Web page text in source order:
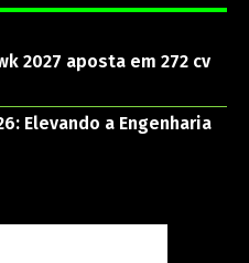
2027 aposta em 272 cv
Elevando a Engenharia